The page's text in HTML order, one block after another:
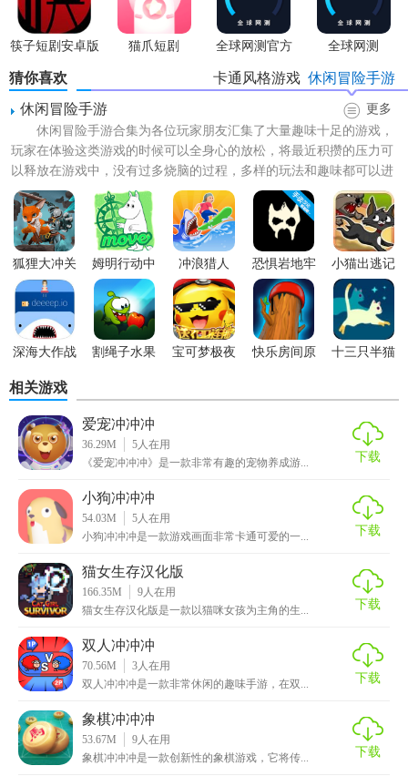
- 猫咪血量系统,可多次触碰障碍物,避免猝死;
- 独创猫咪、宠物和珠宝升级和合成系统.
- 丰富多彩萌猫、萌宠和珠宝搭配;
- 创新"打boss"元素颠覆传统跑酷游戏;
【猫咪冲冲冲卡通猫女生游戏亮点】
·全新的模式挑战起来更加的有意思，随时都能享受欢乐无比
的冒险
·超多可爱的小车，你可以自由的驾驶，畅享冒险的无限乐趣
·在驾驶的途中也会遇到各种问题，只有快速解决，才能通关
闯关
【猫咪冲冲冲卡通猫女生游戏优势】
1、乐趣性十足的模式在这款游戏中，更多的闯关的模式有非
常的有操作性。
2、有许多的道具在这款游戏中没很多冒险的体验下玩家可以
轻轻松松的开始游戏。
以得到的乐趣都在其中丰富。
【猫咪冲冲冲卡通猫女生游戏攻略】
该玩法主要是和别的玩家的猫咪比赛，看看谁的猫咪先达到
终点，终点为第65关，我们在游戏中只要不停的闯关就可以
参加完一场比赛以后，继续进行可以开启新的一场比赛，参
加的比赛越多，奖励就越多，另外越先到达重点奖励就越
筷子短剧安卓版 猫爪短剧
全球网测官方
全球网测
猜你喜欢 休闲冒险手游
卡通风格游戏
休闲冒险手游
更多
休闲冒险手游合集为各位玩家朋友汇集了大量趣味十足的游戏，
玩家在体验这类游戏的时候可以全身心的放松，将最近积攒的压力可
以释放在游戏中，没有过多烧脑的过程，多样的玩法和趣味都可以进
行体验的，轻松的来一场的...
狐狸大冲关
姆明行动中
文版
冲浪猎人 恐惧岩地牢 小猫出逃记
深海大作战
割绳子水果
宝可梦极夜
快乐房间原
十三只半猫
相关游戏
爱宠冲冲冲
36.29M 5人在用
《爱宠冲冲冲》是一款非常有趣的宠物养成游...
下载
小狗冲冲冲
54.03M 5人在用
小狗冲冲冲是一款游戏画面非常卡通可爱的一...
下载
猫女生存汉化版
166.35M 9人在用
猫女生存汉化版是一款以猫咪女孩为主角的生...
下载
双人冲冲冲
70.56M 3人在用
双人冲冲冲是一款非常休闲的趣味手游，在双...
下载
象棋冲冲冲
53.67M 9人在用
象棋冲冲冲是一款创新性的象棋游戏，它将传...
下载